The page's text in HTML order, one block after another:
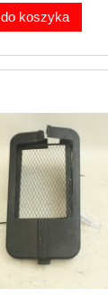
do koszyka